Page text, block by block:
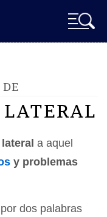
a aquel
y problemas
dos palabras